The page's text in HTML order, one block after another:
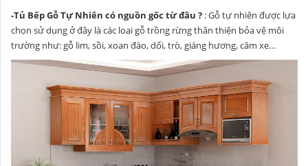
-Tủ Bếp Gỗ Tự Nhiên có nguồn gốc từ đâu ? : Gỗ tự nhiên được lựa
chọn sử dụng ở đây là các loại gỗ trồng rừng thân thiện bỏa vệ môi
trường như: gỗ lim, sồi, xoan đào, dổi, trò, giáng hương, căm xe…